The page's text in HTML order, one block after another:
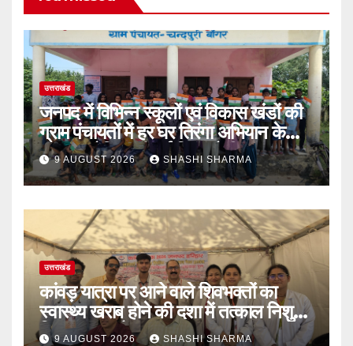
उत्तराखंड
जनपद में विभिन्न स्कूलों एवं विकास खंडों की
ग्राम पंचायतों में हर घर तिरंगा अभियान के
तहत आयोजित की गई तिरंगा रैली एवं
साइकिल रैली
9 AUGUST 2026 SHASHI SHARMA
उत्तराखंड
कांवड़ यात्रा पर आने वाले शिवभक्तों का
स्वास्थ्य खराब होने की दशा में तत्काल निशुल्क
किया जा रहा है उपचार
9 AUGUST 2026 SHASHI SHARMA